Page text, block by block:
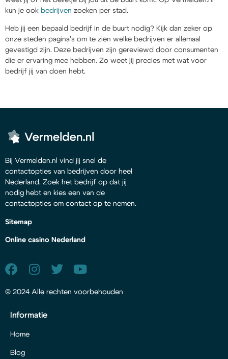
kun je ook bedrijven zoeken per stad.
Heb jij een bepaald bedrijf in de buurt nodig? Kijk dan zeker op
onze steden pagina’s om te zien welke bedrijven er allemaal
gevestigd zijn. Deze bedrijven zijn gereviewd door consumenten
die er ervaring mee hebben. Zo weet jij precies met wat voor
bedrijf jij van doen hebt.
Bij Vermelden.nl vind jij snel de
contactopties van bedrijven door heel
Nederland. Zoek het bedrijf op dat jij
nodig hebt en kies een van de
contactopties om contact op te nemen.
Sitemap
Online casino Nederland
© 2024 Alle rechten voorbehouden
Informatie
Home
Blog